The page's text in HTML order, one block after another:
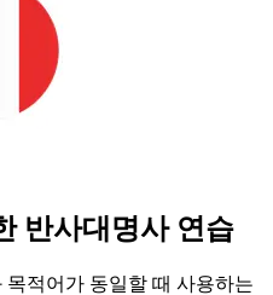
반사대명사 연습
적어가 동일할 때 사용하는